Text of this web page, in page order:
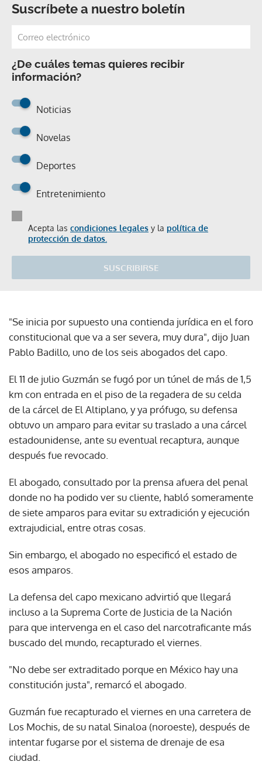
Suscríbete a nuestro boletín
¿De cuáles temas quieres recibir
información?
Noticias
Novelas
Deportes
Entretenimiento
Acepta las condiciones legales y la política de
protección de datos.
SUSCRIBIRSE
"Se inicia por supuesto una contienda jurídica en el foro
constitucional que va a ser severa, muy dura", dijo Juan
Pablo Badillo, uno de los seis abogados del capo.
El 11 de julio Guzmán se fugó por un túnel de más de 1,5
km con entrada en el piso de la regadera de su celda
de la cárcel de El Altiplano, y ya prófugo, su defensa
obtuvo un amparo para evitar su traslado a una cárcel
estadounidense, ante su eventual recaptura, aunque
después fue revocado.
El abogado, consultado por la prensa afuera del penal
donde no ha podido ver su cliente, habló someramente
de siete amparos para evitar su extradición y ejecución
extrajudicial, entre otras cosas.
Sin embargo, el abogado no especificó el estado de
esos amparos.
La defensa del capo mexicano advirtió que llegará
incluso a la Suprema Corte de Justicia de la Nación
para que intervenga en el caso del narcotraficante más
buscado del mundo, recapturado el viernes.
"No debe ser extraditado porque en México hay una
constitución justa", remarcó el abogado.
Guzmán fue recapturado el viernes en una carretera de
Los Mochis, de su natal Sinaloa (noroeste), después de
intentar fugarse por el sistema de drenaje de esa
ciudad.